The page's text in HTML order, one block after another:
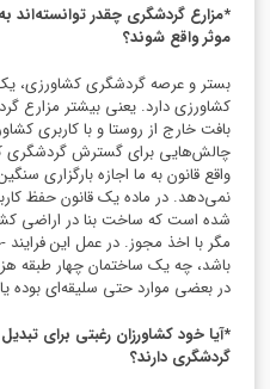
*مزارع گردشگری چقدر توانسته‌اند
موثر واقع شوند؟
بستر و عرصه گردشگری کشاورزی،
کشاورزی دارد. یعنی بیشتر مزارع
بافت خارج از روستا و با کاربری
چالش‌هایی برای گسترش گردشگری
واقع قانون به ما اجازه بارگزاری
نمی‌دهد. در ماده یک قانون حفظ
شده است که ساخت بنا در اراضی
مگر با اخذ مجوز. در عمل این
باشد، چه یک ساختمان چهار طبقه
در بعضی موارد حتی سلیقه‌ای بوده
*آیا خود کشاورزان رغبتی برای
گردشگری دارند؟